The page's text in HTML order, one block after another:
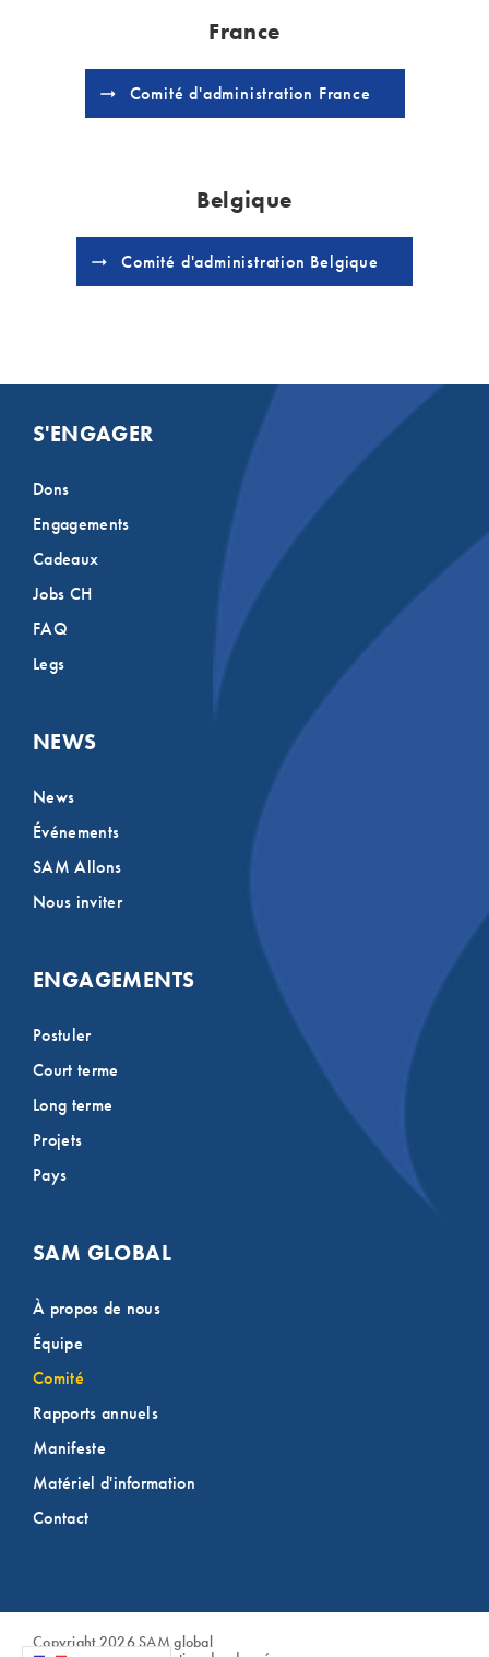
France
Comité d'administration France
Belgique
Comité d'administration Belgique
S'ENGAGER
Dons
Engagements
Cadeaux
Jobs CH
FAQ
Legs
NEWS
News
Événements
SAM Allons
Nous inviter
ENGAGEMENTS
Postuler
Court terme
Long terme
Projets
Pays
SAM GLOBAL
À propos de nous
Équipe
Comité
Rapports annuels
Manifeste
Matériel d'information
Contact
Copyright2026SAM global